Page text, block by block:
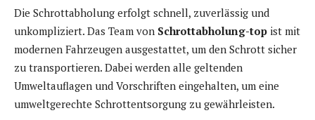
Die Schrottabholung erfolgt schnell, zuverlässig und
unkompliziert. Das Team von Schrottabholung-top ist mit
modernen Fahrzeugen ausgestattet, um den Schrott sicher
zu transportieren. Dabei werden alle geltenden
Umweltauflagen und Vorschriften eingehalten, um eine
umweltgerechte Schrottentsorgung zu gewährleisten.